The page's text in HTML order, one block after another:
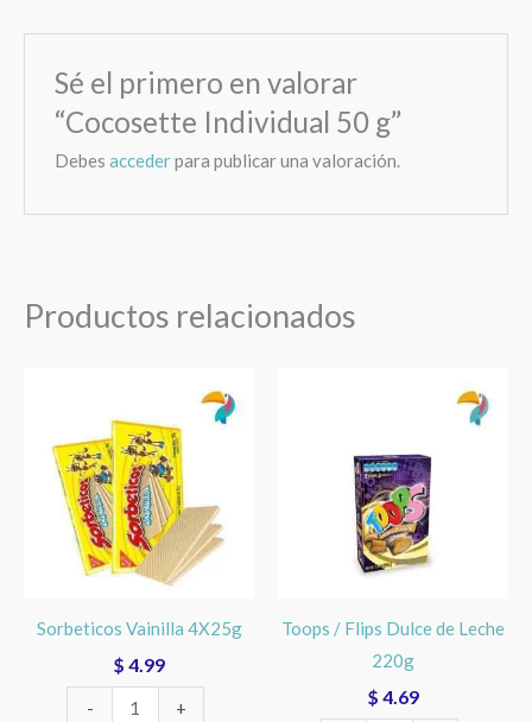
Sé el primero en valorar
“Cocosette Individual 50 g”
Debesaccederpara publicar una valoración.
Productos relacionados
Sorbeticos Vainilla 4X25g
$ 4.99
-
Vainilla
4X25g
cantidad
+
Toops / Flips Dulce de Leche
220g
$ 4.69
Dulce
Leche
220g